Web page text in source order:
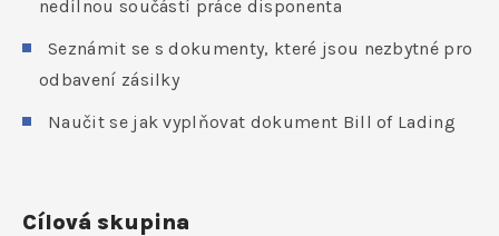
nedílnou součástí práce disponenta
Seznámit se s dokumenty, které jsou nezbytné pro
odbavení zásilky
Naučit se jak vyplňovat dokument Bill of Lading
Cílová skupina